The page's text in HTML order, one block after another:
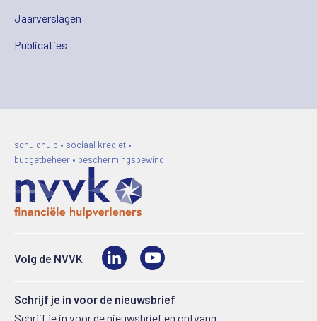
Jaarverslagen
Publicaties
schuldhulp • sociaal krediet •
budgetbeheer • beschermingsbewind
Volg de NVVK LinkedIn
Schrijf je in voor de nieuwsbrief
Schrijf je in voor de nieuwsbrief en ontvang